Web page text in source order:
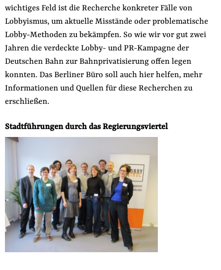
wichtiges Feld ist die Recherche konkreter Fälle von
Lobbyismus, um aktuelle Misstände oder problematische
Lobby-Methoden zu bekämpfen. So wie wir vor gut zwei
Jahren die verdeckte Lobby- und PR-Kampagne der
Deutschen Bahn zur Bahnprivatisierung offen legen
konnten. Das Berliner Büro soll auch hier helfen, mehr
Informationen und Quellen für diese Recherchen zu
erschließen.
Stadtführungen durch das Regierungsviertel